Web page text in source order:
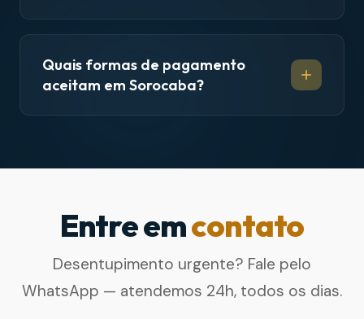
Quais formas de pagamento
aceitam em Sorocaba?
Entre emcontato
Desentupimento urgente? Fale pelo
WhatsApp — atendemos 24h, todos os dias.